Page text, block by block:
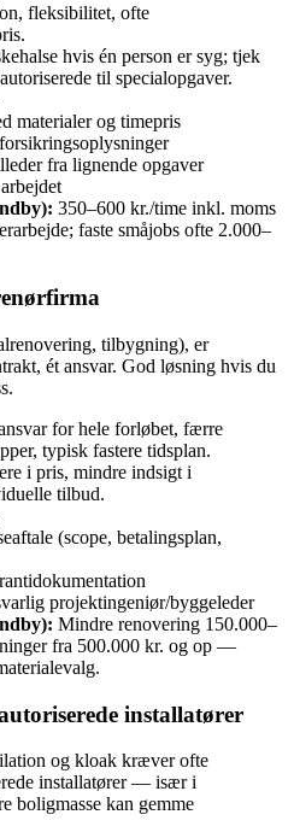
fleksibilitet, ofte
hvis én person er syg; tjek
til specialopgaver.
materialer og timepris
fra lignende opgaver
350–600 kr./time inkl. moms
faste småjobs ofte 2.000–
tilbygning), er
ét ansvar. God løsning hvis du
for hele forløbet, færre
typisk fastere tidsplan.
i pris, mindre indsigt i
tilbud.
(scope, betalingsplan,
projektingeniør/byggeleder
Mindre renovering 150.000–
fra 500.000 kr. og op —
installatører
og kloak kræver ofte
installatører — især i
boligmasse kan gemme